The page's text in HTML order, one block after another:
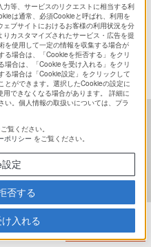
きる
載
等、サービスのリクエストに相当する利
は通常、必須Cookieと呼ばれ、利用を
ブサイトにおけるお客様の利用状況を分
カスタマイズされたサービス・広告を提
を使用して一定の情報を収集する場合が
る場合は、「Cookieを拒否する」をクリ
場合は、「Cookieを受け入れる」をクリ
る場合は「Cookie設定」をクリックして
とができます。選択したCookieの設定に
できなくなる場合があります。 詳細に
。個人情報の取扱いについては、プラ
覧ください。
ポリシー をご覧ください。
定
否する
入れる